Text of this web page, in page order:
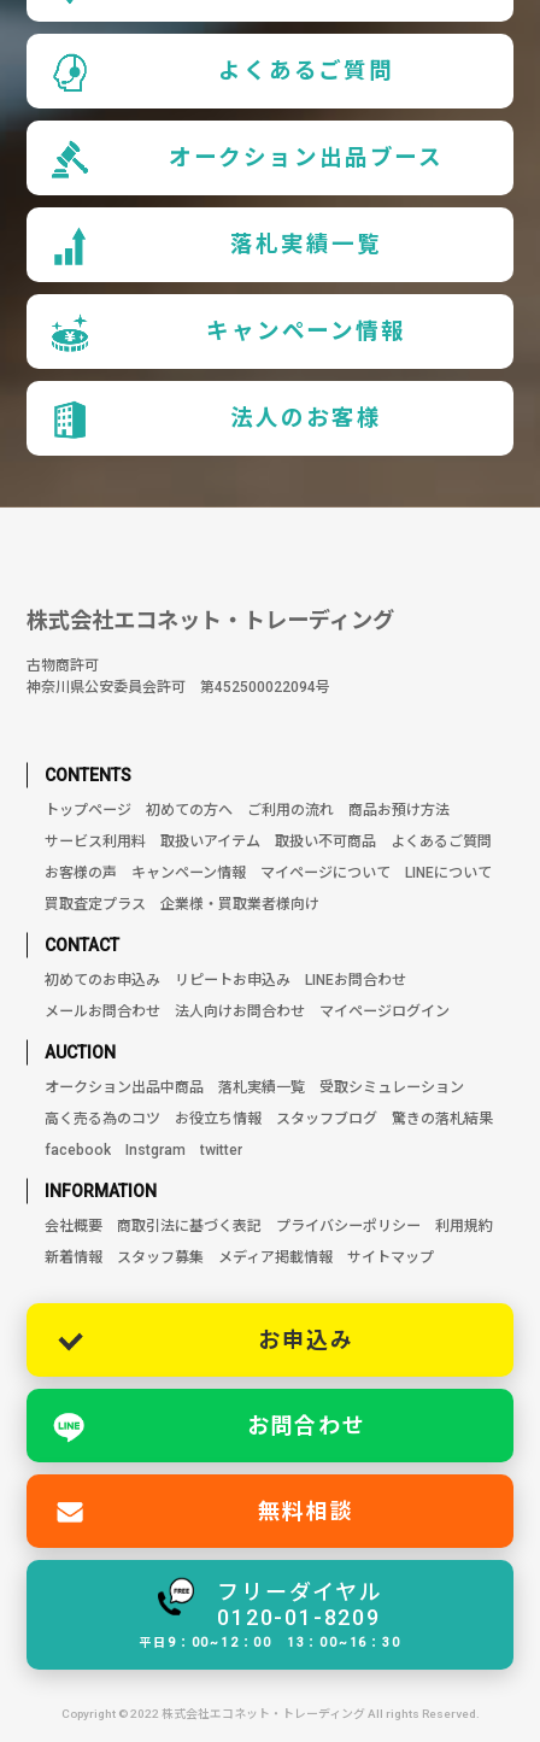
よくあるご質問
オークション出品ブース
落札実績一覧
キャンペーン情報
法人のお客様
株式会社エコネット・トレーディング
古物商許可
神奈川県公安委員会許可 第452500022094号
CONTENTS
トップページ 初めての方へ ご利用の流れ
商品お預け方法
サービス利用料
取扱いアイテム 取扱い不可商品
よくあるご質問
お客様の声
キャンペーン情報 マイページについて
LINEについて
買取査定プラス
企業様・買取業者様向け
CONTACT
初めてのお申込み リピートお申込み
LINEお問合わせ
メールお問合わせ
法人向けお問合わせ マイページログイン
AUCTION
オークション出品中商品 落札実績一覧
受取シミュレーション
高く売る為のコツ
お役立ち情報 スタッフブログ
驚きの落札結果
facebook
Instgram twitter
INFORMATION
会社概要 商取引法に基づく表記 プライバシーポリシー
利用規約
新着情報
スタッフ募集 メディア掲載情報 サイトマップ
お申込み
お問合わせ
無料相談
フリーダイヤル
0120-01-8209
平日9：00~12：00 13：00~16：30
Copyright © 2022 株式会社エコネット・トレーディング All rights Reserved.